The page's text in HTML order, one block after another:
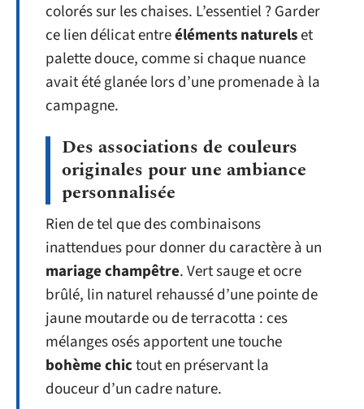
colorés sur les chaises. L’essentiel ? Garder
ce lien délicat entreéléments naturelset
palette douce, comme si chaque nuance
avait été glanée lors d’une promenade à la
campagne.
Des associations de couleurs
originales pour une ambiance
personnalisée
Rien de tel que des combinaisons
inattendues pour donner du caractère à un
mariage champêtre. Vert sauge et ocre
brûlé, lin naturel rehaussé d’une pointe de
jaune moutarde ou de terracotta : ces
mélanges osés apportent une touche
bohème chictout en préservant la
douceur d’un cadre nature.